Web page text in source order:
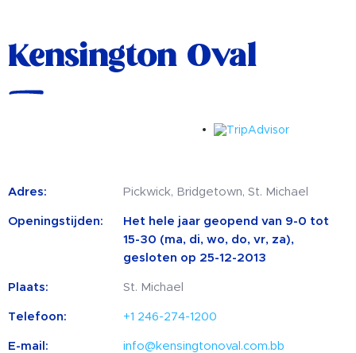
Kensington Oval
Adres: Pickwick, Bridgetown, St. Michael
Openingstijden:
Het hele jaar geopend van 9-0 tot
15-30 (ma, di, wo, do, vr, za),
gesloten op 25-12-2013
Plaats: St. Michael
Telefoon: +1 246-274-1200
E-mail: info@kensingtonoval.com.bb